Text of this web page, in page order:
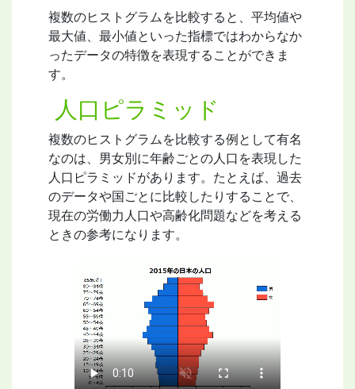
複数のヒストグラムを比較すると、平均値や
最大値、最小値といった指標ではわからなか
ったデータの特徴を表現することができま
す。
人口ピラミッド
複数のヒストグラムを比較する例として有名
なのは、男女別に年齢ごとの人口を表現した
人口ピラミッドがあります。たとえば、過去
のデータや国ごとに比較したりすることで、
現在の労働力人口や高齢化問題などを考える
ときの参考になります。